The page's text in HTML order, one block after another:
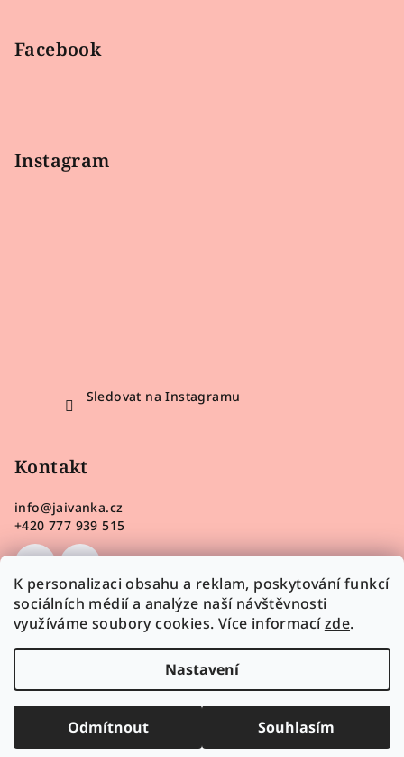
K personalizaci obsahu a reklam, poskytování funkcí
sociálních médií a analýze naší návštěvnosti
využíváme soubory cookies. Více informacízde.
Nastavení
Odmítnout Souhlasím
Facebook
Instagram
Sledovat na Instagramu
Kontakt
info@jaivanka.cz
+420 777 939 515